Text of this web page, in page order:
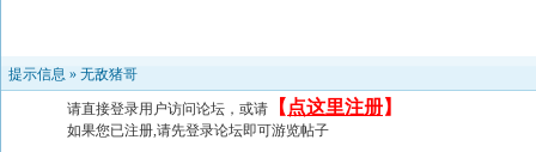
提示信息 » 无敌猪哥
请直接登录用户访问论坛，或请 【 点这里注册】
如果您已注册,请先登录论坛即可游览帖子